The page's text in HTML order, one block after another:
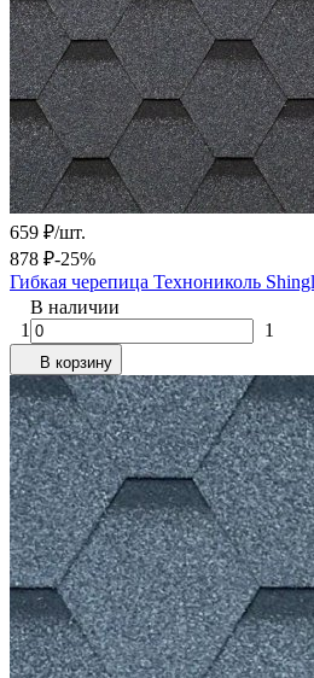
659 ₽/шт.
878 ₽-25%
Гибкая черепица Технониколь
В наличии
1
1
В корзину